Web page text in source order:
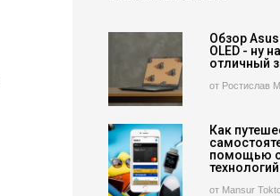
Обзор
OLED - ну
отличный
от Ростислав
Как
помощью
от Mansur